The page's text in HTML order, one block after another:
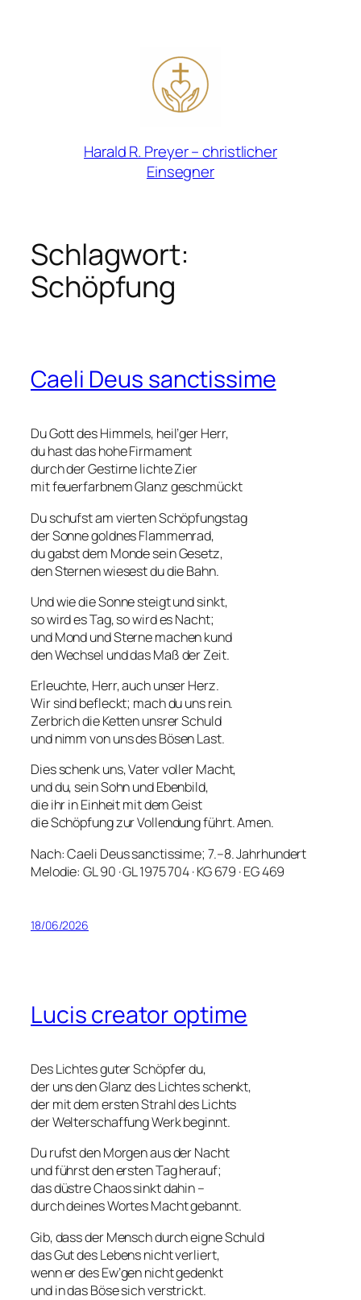
Harald R. Preyer – christlicher
Einsegner
Schlagwort:
Schöpfung
Caeli Deus sanctissime
Du Gott des Himmels, heil’ger Herr,
du hast das hohe Firmament
durch der Gestirne lichte Zier
mit feuerfarbnem Glanz geschmückt
Du schufst am vierten Schöpfungstag
der Sonne goldnes Flammenrad,
du gabst dem Monde sein Gesetz,
den Sternen wiesest du die Bahn.
Und wie die Sonne steigt und sinkt,
so wird es Tag, so wird es Nacht;
und Mond und Sterne machen kund
den Wechsel und das Maß der Zeit.
Erleuchte, Herr, auch unser Herz.
Wir sind befleckt; mach du uns rein.
Zerbrich die Ketten unsrer Schuld
und nimm von uns des Bösen Last.
Dies schenk uns, Vater voller Macht,
und du, sein Sohn und Ebenbild,
die ihr in Einheit mit dem Geist
die Schöpfung zur Vollendung führt. Amen.
Nach: Caeli Deus sanctissime; 7.–8. Jahrhundert
Melodie: GL 90 · GL 1975 704 · KG 679 · EG 469
18/06/2026
Lucis creator optime
Des Lichtes guter Schöpfer du,
der uns den Glanz des Lichtes schenkt,
der mit dem ersten Strahl des Lichts
der Welterschaffung Werk beginnt.
Du rufst den Morgen aus der Nacht
und führst den ersten Tag herauf;
das düstre Chaos sinkt dahin –
durch deines Wortes Macht gebannt.
Gib, dass der Mensch durch eigne Schuld
das Gut des Lebens nicht verliert,
wenn er des Ew’gen nicht gedenkt
und in das Böse sich verstrickt.